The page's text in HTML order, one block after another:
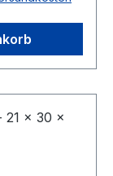
× 30 × 50